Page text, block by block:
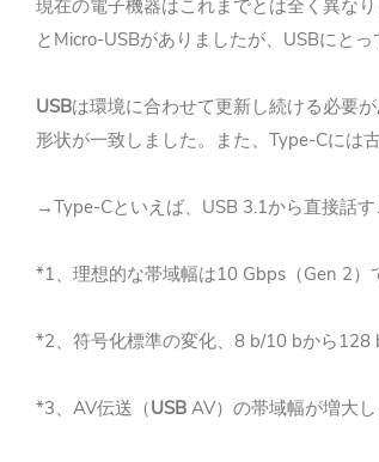
現在の電子機器はこれまでとは全く異な
と Micro-USBがありましたが、 USBにとっ
USBは環境に合わせて更新し続ける必要
形状が一致しました。また、 Type-Cには
→Type-Cといえば、 USB 3.1から直接話す
*1 、理想的な帯域幅は10 Gbps （Gen 2）
*2 、符号化標準の変化、 8 b/10 bから 128
*3 AV伝送（USB AV）の帯域幅が増大し